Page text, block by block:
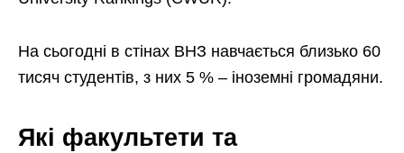
На сьогодні в стінах ВНЗ навчається близько 60
тисяч студентів, з них 5 % – іноземні громадяни.
Які факультети та